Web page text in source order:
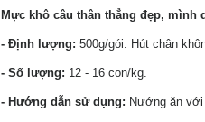
Mực khô câu thân thẳng đẹp, mình
- Định lượng: 500g/gói. Hút chân
- Số lượng: 12 - 16 con/kg.
- Hướng dẫn sử dụng: Nướng ăn